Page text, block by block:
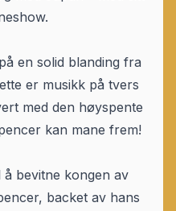
en solid blanding fra
er musikk på tvers
med den høyspente
kan mane frem!
å bevitne kongen av
backet av hans